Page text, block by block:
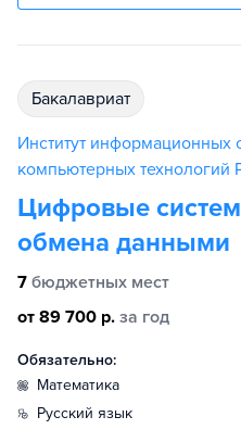
бакалавриат
Институт информационных
компьютерных технологий
Цифровые
обмена данными
7 бюджетных мест
от 89 700 р. за год
Обязательно:
математика
русский язык